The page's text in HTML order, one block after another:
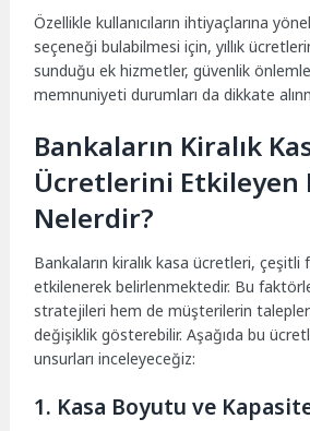
Özellikle kullanıcıların ihtiyaçlarına
seçeneği bulabilmesi için, yıllık
sunduğu ek hizmetler, güvenlik
memnuniyeti durumları da dikkate
Bankaların Kiralık
Ücretlerini Etkileyen
Nelerdir?
Bankaların kiralık kasa ücretleri,
etkilenerek belirlenmektedir. Bu
stratejileri hem de müşterilerin
değişiklik gösterebilir. Aşağıda bu
unsurları inceleyeceğiz:
1. Kasa Boyutu ve